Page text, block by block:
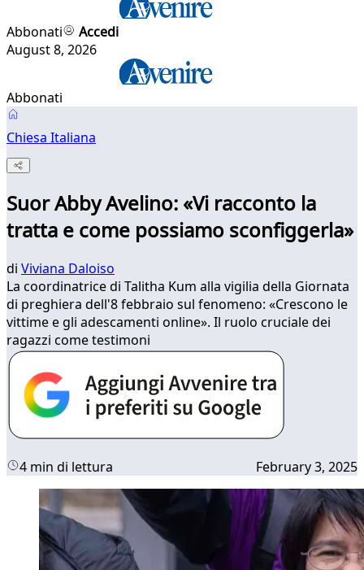
Abbonati
Accedi
August 8, 2026
Abbonati
Chiesa Italiana
Suor Abby Avelino: «Vi racconto la
tratta e come possiamo sconfiggerla»
di Viviana Daloiso
La coordinatrice di Talitha Kum alla vigilia della Giornata
di preghiera dell'8 febbraio sul fenomeno: «Crescono le
vittime e gli adescamenti online». Il ruolo cruciale dei
ragazzi come testimoni
4 min di lettura February 3, 2025